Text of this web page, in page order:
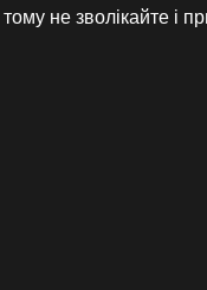
не зволікайте і